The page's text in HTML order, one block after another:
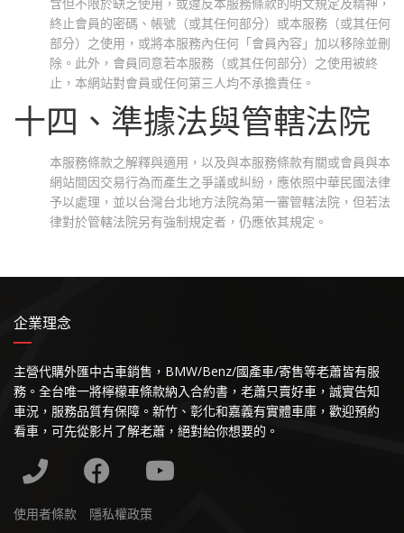
終止會員的密碼、帳號（或其任何部分）或本服務（或其任何
部分）之使用，或將本服務內任何「會員內容」加以移除並刪
除。此外，會員同意若本服務（或其任何部分）之使用被終
止，本網站對會員或任何第三人均不承擔責任。
十四、準據法與管轄法院
本服務條款之解釋與適用，以及與本服務條款有關或會員與本
網站間因交易行為而產生之爭議或糾紛，應依照中華民國法律
予以處理，並以台灣台北地方法院為第一審管轄法院，但若法
律對於管轄法院另有強制規定者，仍應依其規定。
企業理念
主營代購外匯中古車銷售，BMW/Benz/國產車/寄售等老蕭皆有服
務。全台唯一將檸檬車條款納入合約書，老蕭只賣好車，誠實告知
車況，服務品質有保障。新竹、彰化和嘉義有實體車庫，歡迎預約
看車，可先從影片了解老蕭，絕對給你想要的。
使用者條款
隱私權政策